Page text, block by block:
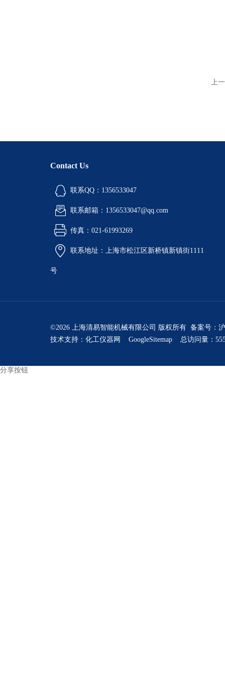
上
Contact Us
联系QQ：1356533047
联系邮箱：1356533047@qq.com
传真：021-61993269
联系地址：上海市松江区新桥镇新镇街1111
号
©2026 上海清易智能机械有限公司 版权所有 备案号：
技术支持： 化工仪器网 GoogleSitemap 总访问量：
分享按钮